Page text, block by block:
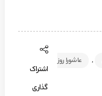
,
عاشورا روز
اشتراک
گذاری